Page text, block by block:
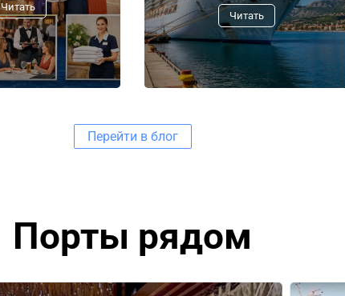
Читать
Читать
Перейти в блог
Порты рядом